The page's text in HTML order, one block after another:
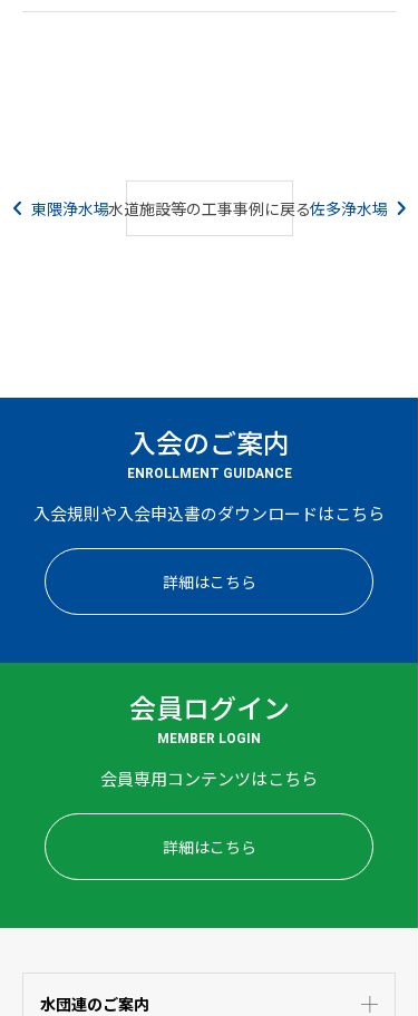
東隈浄水場水道施設等の工事事例に戻る佐多浄水場
入会のご案内
ENROLLMENT GUIDANCE
入会規則や入会申込書のダウンロードはこちら
詳細はこちら
会員ログイン
MEMBER LOGIN
会員専用コンテンツはこちら
詳細はこちら
水団連のご案内